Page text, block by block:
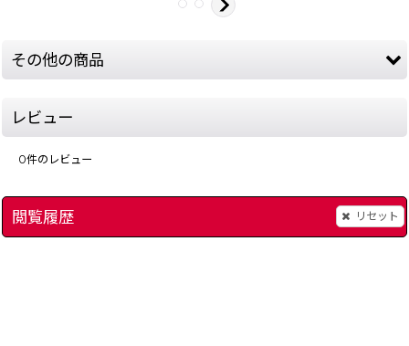
その他の商品
レビュー
0件のレビュー
閲覧履歴 リセット